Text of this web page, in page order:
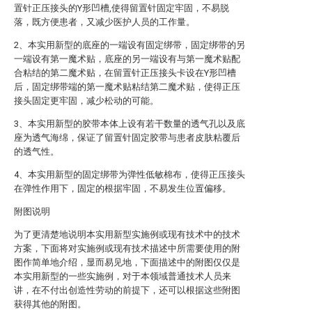
置针正压接头的Y形凹槽,使得留置针固定牢固，不易脱
落，既方便患者，又减少医护人员的工作量。
2、本实用新型的底座的一端设有固定绑带，固定绑带的另
一端设有第一魔术贴，底座的另一端设有与第一魔术贴配
合粘结的第二魔术贴，在留置针正压接头卡设在Y形凹槽
后，固定绑带端的第一魔术贴粘结第二魔术贴，使得正压
接头固定更牢固，减少松动的可能。
3、本实用新型的胶带本体上设有若干数量的透气孔以及底
座为透气海绵，保证了留置针固定胶带与患者皮肤粘覆后
的透气性。
4、本实用新型的固定绑带为弹性低敏棉布，使得正压接头
在弹性作用下，固定的根据牢固，不易发生位置偏移。
附图说明
为了更清楚地说明本实用新型实施例或现有技术中的技术
方案，下面将对实施例或现有技术描述中所需要使用的附
图作简单地介绍，显而易见地，下面描述中的附图仅仅是
本实用新型的一些实施例，对于本领域普通技术人员来
讲，在不付出创造性劳动的前提下，还可以根据这些附图
获得其他的附图。